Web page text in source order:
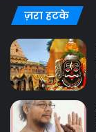
ज़रा हटके